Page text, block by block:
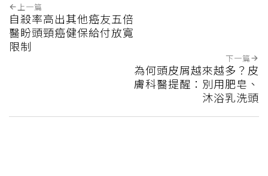
上一篇
自殺率高出其他癌友五倍
醫盼頭頸癌健保給付放寬
限制
下一篇
為何頭皮屑越來越多？皮
膚科醫提醒：別用肥皂、
沐浴乳洗頭